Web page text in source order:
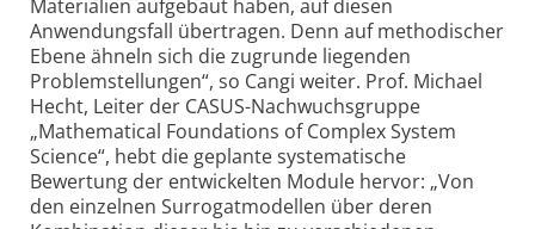
Materialien aufgebaut haben, auf diesen
Anwendungsfall übertragen. Denn auf methodischer
Ebene ähneln sich die zugrunde liegenden
Problemstellungen“, so Cangi weiter. Prof. Michael
Hecht, Leiter der CASUS-Nachwuchsgruppe
„Mathematical Foundations of Complex System
Science“, hebt die geplante systematische
Bewertung der entwickelten Module hervor: „Von
den einzelnen Surrogatmodellen über deren